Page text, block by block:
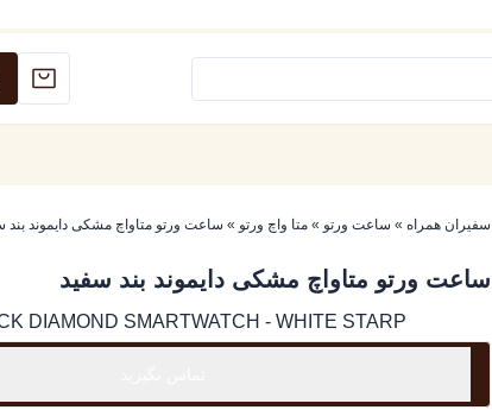
سفیران همراه » ساعت ورتو » متا واچ ورتو » ساعت ورتو متاواچ مشکی دایموند بند
ساعت ورتو متاواچ مشکی دایموند بند سفید
DIAMOND SMARTWATCH - WHITE STARP